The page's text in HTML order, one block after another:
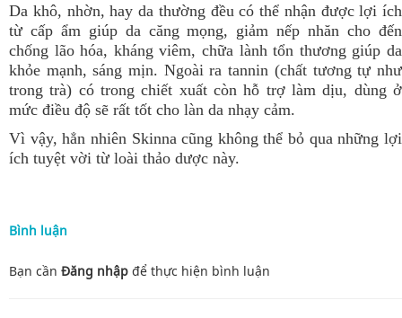
Da khô, nhờn, hay da thường đều có thể nhận được lợi ích
từ cấp ẩm giúp da căng mọng, giảm nếp nhăn cho đến
chống lão hóa, kháng viêm, chữa lành tổn thương giúp da
khỏe mạnh, sáng mịn. Ngoài ra tannin (chất tương tự như
trong trà) có trong chiết xuất còn hỗ trợ làm dịu, dùng ở
mức điều độ sẽ rất tốt cho làn da nhạy cảm.
Vì vậy, hẳn nhiên Skinna cũng không thể bỏ qua những lợi
ích tuyệt vời từ loài thảo dược này.
Bình luận
Bạn cần Đăng nhập để thực hiện bình luận